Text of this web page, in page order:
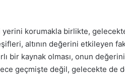
yerini korumakla birlikte,
altının değerini etkileyen
bir kaynak olması, onun
geçmişte değil, gelecekte de